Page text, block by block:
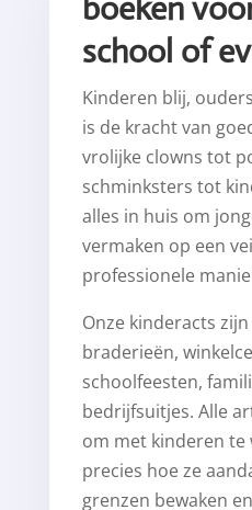
boeken
school of
Kinderen blij,
is de kracht van
vrolijke clowns tot
schminksters tot
alles in huis om
vermaken op een
professionele
Onze kinderacts
braderieën,
schoolfeesten,
bedrijfsuitjes. Alle
om met kinderen te
precies hoe ze
grenzen bewaken